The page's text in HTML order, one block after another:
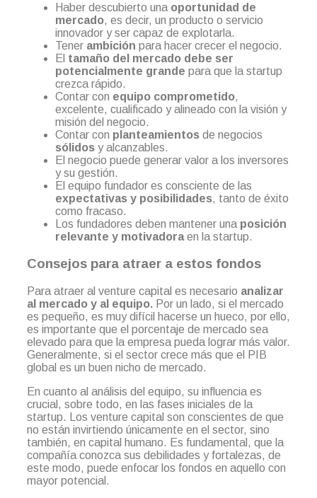
Haber descubierto una oportunidad de
mercado, es decir, un producto o servicio
innovador y ser capaz de explotarla.
Tener ambición para hacer crecer el negocio.
El tamaño del mercado debe ser
potencialmente grande para que la startup
crezca rápido.
Contar con equipo comprometido,
excelente, cualificado y alineado con la visión y
misión del negocio.
Contar con planteamientos de negocios
sólidos y alcanzables.
El negocio puede generar valor a los inversores
y su gestión.
El equipo fundador es consciente de las
expectativas y posibilidades, tanto de éxito
como fracaso.
Los fundadores deben mantener una posición
relevante y motivadoraen la startup.
Consejos para atraer a estos fondos
Para atraer al venture capital es necesario analizar
al mercado y al equipo. Por un lado, si el mercado
es pequeño, es muy difícil hacerse un hueco, por ello,
es importante que el porcentaje de mercado sea
elevado para que la empresa pueda lograr más valor.
Generalmente, si el sector crece más que el PIB
global es un buen nicho de mercado.
En cuanto al análisis del equipo, su influencia es
crucial, sobre todo, en las fases iniciales de la
startup. Los venture capital son conscientes de que
no están invirtiendo únicamente en el sector, sino
también, en capital humano. Es fundamental, que la
compañía conozca sus debilidades y fortalezas, de
este modo, puede enfocar los fondos en aquello con
mayor potencial.